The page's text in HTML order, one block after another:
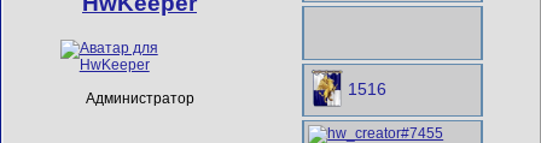
Администратор 1516